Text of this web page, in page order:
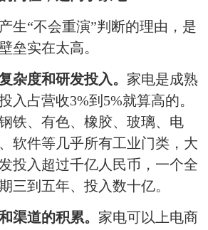
生“不会重演”判断的理由，是
垒实在太高。
杂度和研发投入。 家电是成熟
入占营收3%到5%就算高的。
铁、有色、橡胶、玻璃、电
软件等几乎所有工业门类，大
投入超过千亿人民币，一个全
三到五年、投入数十亿。
渠道的积累。 家电可以上电商